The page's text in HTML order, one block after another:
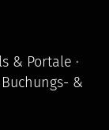
& Portale ·
&